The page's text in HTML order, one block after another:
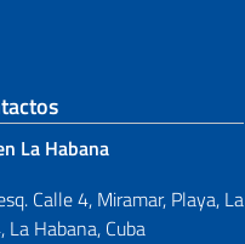
La Habana
Calle 4, Miramar, Playa, La
Habana, Cuba